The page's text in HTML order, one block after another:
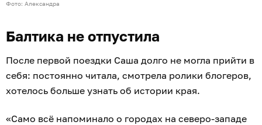
Фото: Александра
Балтика не отпустила
После первой поездки Саша долго не могла прийти в
себя: постоянно читала, смотрела ролики блогеров,
хотелось больше узнать об истории края.
«Само всё напоминало о городах на северо-западе